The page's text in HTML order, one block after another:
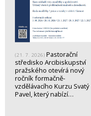
(21. 7. 2026) Pastorační
středisko Arcibiskupství
pražského otevírá nový
ročník formačně-
vzdělávacího Kurzu Svatý
Pavel, který nabízí…